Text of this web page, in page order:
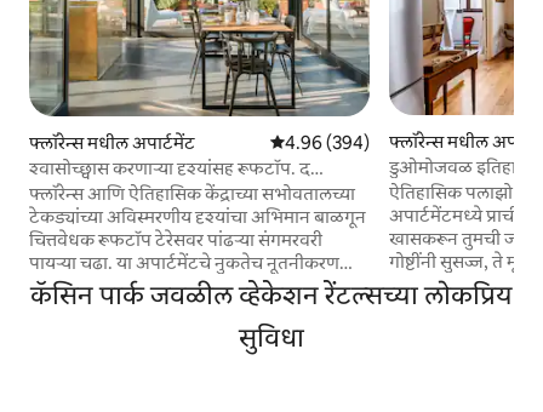
फ्लॉरेन्स मधील अपार्टमेंट 5 पैकी 4.96 सरासरी रेटिंग, 394 रिव्ह्यूज
4.96 (394)
श्वासोच्छ्वास करणाऱ्या दृश्यांसह रूफटॉप. द
डुओमोसाठी शॉर्ट वॉक.
फ्लॉरेन्स आणि ऐतिहासिक केंद्राच्या सभोवतालच्या
टेकड्यांच्या अविस्मरणीय दृश्यांचा अभिमान बाळगून
चित्तवेधक रूफटॉप टेरेसवर पांढऱ्या संगमरवरी
पायऱ्या चढा. या अपार्टमेंटचे नुकतेच नूतनीकरण
केले गेले आहे, जे वेगवेगळ्या प्रकारच्या आर्किटेक्चर
आणि डिझाइनचे मिश्रण करते. फ्लॅटमध्ये तुमच्या
स्मार्ट - वर्कस्टेशनसाठी भरपूर जागा आहे: इंटरनेट
जलद आणि विश्वासार्ह आहे, प्रत्येक कोपऱ्यातून
फ्लॉरेन्स मधील
डुओमोजवळ इतिहास
अपार्टमेंट
ऐतिहासिक पलाझो
अपार्टमेंटमध्ये
खासकरून तुमची जागा
गोष्टींनी सुसज्ज, ते
फ्लेअरसह सजावट
मोहित करते.
कॅसिन पार्क जवळील व्हेकेशन रेंटल्सच्या लोकप्रिय
सुविधा